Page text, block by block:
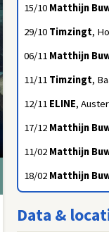
15/10 Matthijn
29/10 Timzingt,
06/11 Matthijn
11/11 Timzingt,
12/11 ELINE,
17/12 Matthijn
11/02 Matthijn
18/02 Matthijn
Data &